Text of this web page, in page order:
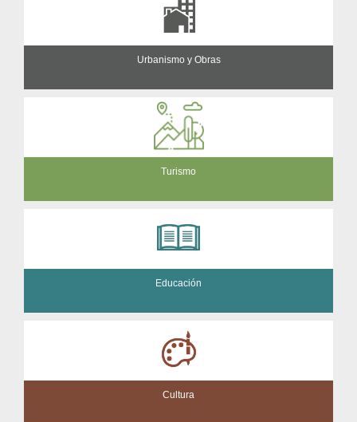
Urbanismo y Obras
Turismo
Educación
Cultura